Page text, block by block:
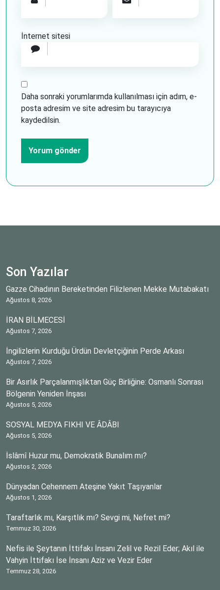
İnternet sitesi
Daha sonraki yorumlarımda kullanılması için adım, e-
posta adresim ve site adresim bu tarayıcıya
kaydedilsin.
Son Yazılar
Gazze Cihadının Bereketinden Filizlenen Mekke Mutabakatı
Ağustos 8, 2026
İRAN BİLMECESİ
Ağustos 7, 2026
İngilizlerin Kurduğu Ürdün Devletçiğinin Perde Arkası
Ağustos 7, 2026
Bir Asırlık Parçalanmışlıktan Güç Birliğine: Osmanlı Sonrası
Bölgenin Yeniden İnşası
Ağustos 5, 2026
SOSYAL MEDYA FIKHI VE ÂDÂBI
Ağustos 5, 2026
İslâmî Huzur mu, Demokratik Bunalım mı?
Ağustos 2, 2026
Dünyadan Cehennem Ateşine Yakıt Taşıyanlar
Ağustos 1, 2026
Taraftarlık mı, Karşıtlık mı? Sevgi mi, Nefret mi?
Temmuz 30, 2026
Nefis ile Şeytanın İttifakı İnsanı Zelil ve Rezil Eder; Akıl ile
Vahyin İttifakı İse İnsanı Aziz ve Vezir Eder
Temmuz 28, 2026